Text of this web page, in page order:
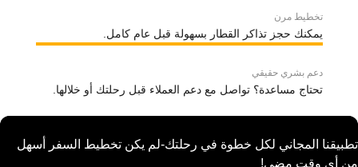
تخطيط مرن
يمكنك حجز تذاكر القطار بسهولة قبل عام كامل.
دعم بشري حقيقي
تحتاج مساعدة؟ تواصل مع دعم العملاء قبل رحلتك أو خلالها.
تطبيقنا المجاني لكل خطوة في رحلتك-لم يكن تخطيط السفر أسهل
من أي وقت مضى!